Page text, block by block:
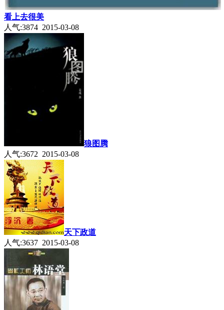
看上去很美
人气:3874 2015-03-08
狼图腾
人气:3672 2015-03-08
天下政道
人气:3637 2015-03-08